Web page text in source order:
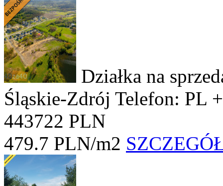
Działka na
Śląskie-Zdrój Telefon: PL
443722 PLN
479.7 PLN/m2